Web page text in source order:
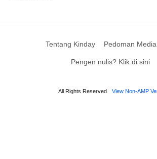
Tentang Kinday Pedoman
Pengen nulis? Klik di sini
All Rights Reserved View Non-AMP